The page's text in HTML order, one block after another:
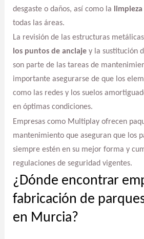
desgaste o daños, así como la
todas las áreas.
La revisión de las estructuras
los puntos de anclajey la sustitución
son parte de las tareas de
importante asegurarse de que los
como las redes y los suelos
en óptimas condiciones.
Empresas como Multiplay ofrecen
mantenimiento que aseguran que los
siempre estén en su mejor forma y
regulaciones de seguridad vigentes.
¿Dónde encontrar
fabricación de
en Murcia?